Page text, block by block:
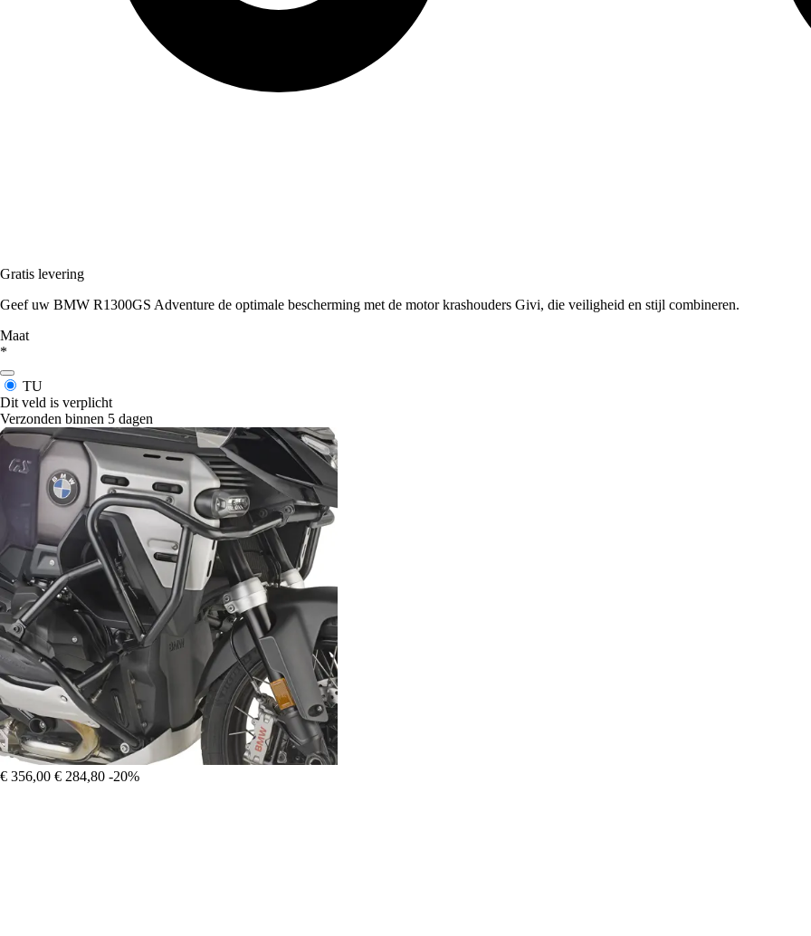
Gratis levering
Geef uw BMW R1300GS Adventure de optimale bescherming met de motor krashouders Givi, die veiligheid en stijl combineren.
Maat
*
TU
Dit veld is verplicht
Verzonden binnen 5 dagen
€ 356,00 € 284,80 -20%